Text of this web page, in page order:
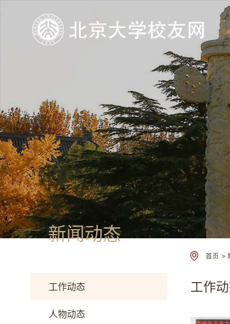
新闻动态
工作动态
人物动态
首页 >
工作